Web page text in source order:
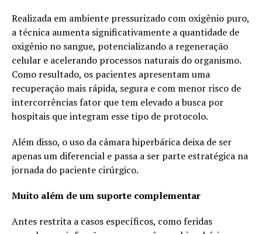
Realizada em ambiente pressurizado com oxigênio puro,
a técnica aumenta significativamente a quantidade de
oxigênio no sangue, potencializando a regeneração
celular e acelerando processos naturais do organismo.
Como resultado, os pacientes apresentam uma
recuperação mais rápida, segura e com menor risco de
intercorrências fator que tem elevado a busca por
hospitais que integram esse tipo de protocolo.
Além disso, o uso da câmara hiperbárica deixa de ser
apenas um diferencial e passa a ser parte estratégica na
jornada do paciente cirúrgico.
Muito além de um suporte complementar
Antes restrita a casos específicos, como feridas